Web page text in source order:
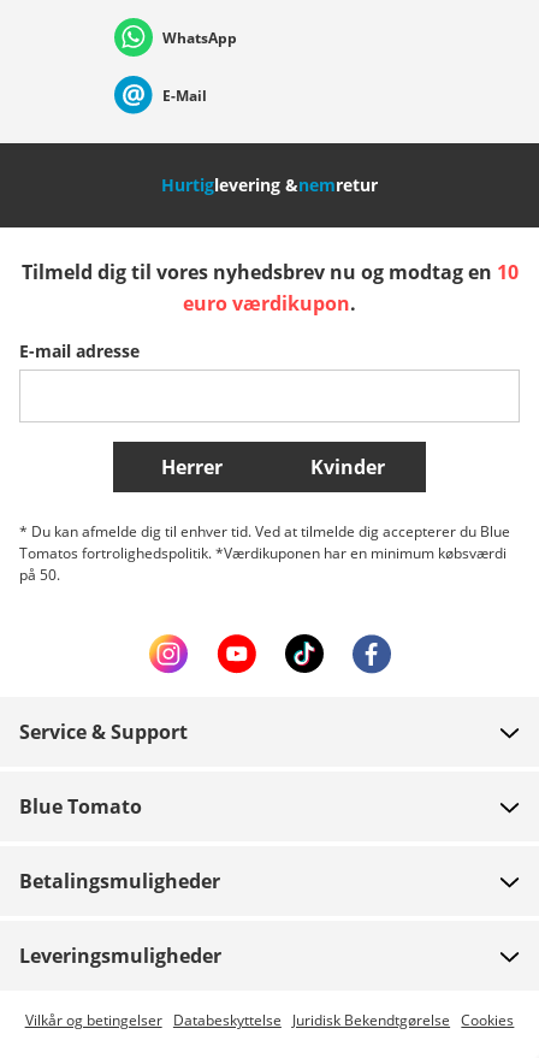
Nederland Italia (Italiano) Italien (Deutsch)
Slovenija
Belgique (Français) Danmark Norge
Flere lande
WhatsApp
E-Mail
Hurtiglevering &nemretur
Tilmeld dig til vores nyhedsbrev nu og modtag en 10
euro værdikupon.
E-mail adresse
Herrer Kvinder
* Du kan afmelde dig til enhver tid. Ved at tilmelde dig accepterer du Blue
Tomatos fortrolighedspolitik. *Værdikuponen har en minimum købsværdi
på 50.
Service & Support
Betaling
Retur
Track din ordre
Blue Tomato
Blue World
Betalingsmuligheder
Leveringsmuligheder
Express levering er mulig
Vilkår og betingelser Databeskyttelse Juridisk Bekendtgørelse Cookies